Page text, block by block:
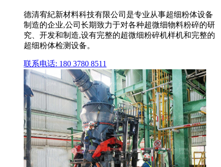
德清宥紀新材料科技有限公司是专业从事超细粉体设备
制造的企业,公司长期致力于对各种超微细物料粉碎的研
究、开发和制造,设有完整的超微细粉碎机样机和完整的
超细粉体检测设备。
联系电话: 180 3780 8511